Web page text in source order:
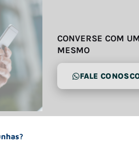
CONVERSE COM
MESMO
FALE